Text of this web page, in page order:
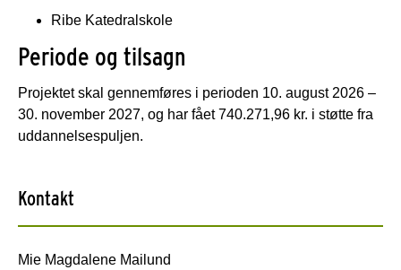
Ribe Katedralskole
Periode og tilsagn
Projektet skal gennemføres i perioden 10. august 2026 –
30. november 2027, og har fået 740.271,96 kr. i støtte fra
uddannelsespuljen.
Kontakt
Mie Magdalene Mailund